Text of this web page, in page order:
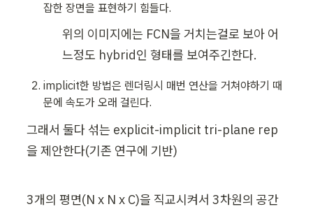
잡한 장면을 표현하기 힘들다.
위의 이미지에는 FCN을 거치는걸로 보아 어
느정도 hybrid인 형태를 보여주긴한다.
implicit한 방법은 렌더링시 매번 연산을 거쳐야하기 때
문에 속도가 오래 걸린다.
그래서 둘다 섞는 explicit-implicit tri-plane rep
을 제안한다(기존 연구에 기반)
3개의 평면(N x N x C)을 직교시켜서 3차원의 공간